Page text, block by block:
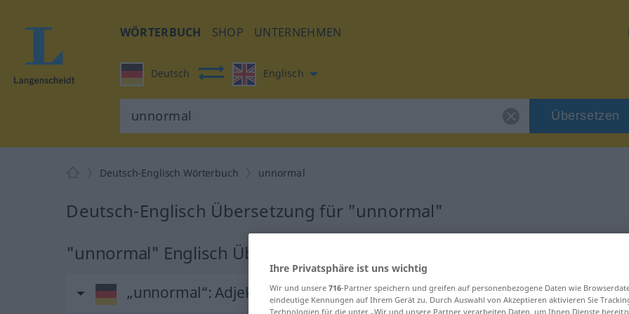
WÖRTERBUCH SHOP UNTERNEHMEN
Deutsch Englisch
Übersetzen
Deutsch-Englisch Wörterbuch unnormal
Deutsch-Englisch Übersetzung für "unnormal"
"unnormal" Englisch Übersetzung
„unnormal“: Adjektiv
Ihre Privatsphäre ist uns wichtig
Wir und unsere 716-Partner speichern und greifen auf personenbezogene Daten wie
eindeutige Kennungen auf Ihrem Gerät zu. Durch Auswahl von Akzeptieren aktivieren Sie
Technologien für die unter „Wir und unsere Partner verarbeiten Daten, um Ihnen Dienste